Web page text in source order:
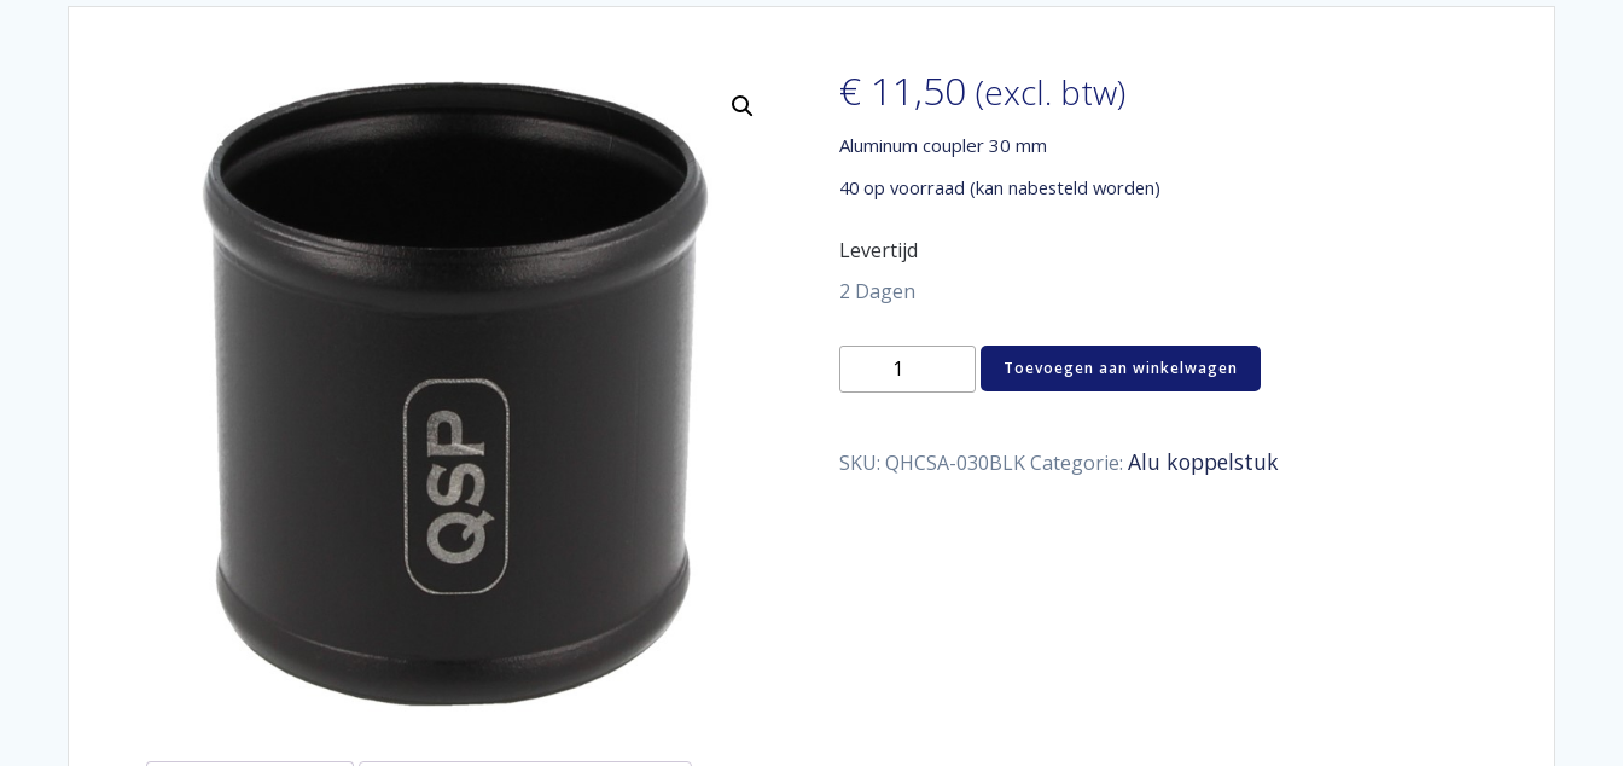
€11,50 (excl. btw)
Aluminum coupler 30 mm
40 op voorraad (kan nabesteld worden)
Levertijd
2 Dagen
Aluminum
coupler
aantal
Toevoegen aan winkelwagen
SKU: QHCSA-030BLKCategorie: Alu koppelstuk